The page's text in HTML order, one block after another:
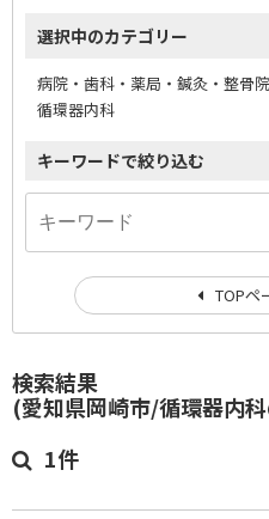
検索結果
(愛知県岡崎市/循環器内科
1件
選択中のカテゴリー
病院・歯科・薬局・鍼灸・整骨
循環器内科
キーワードで絞り込む
TOPペ